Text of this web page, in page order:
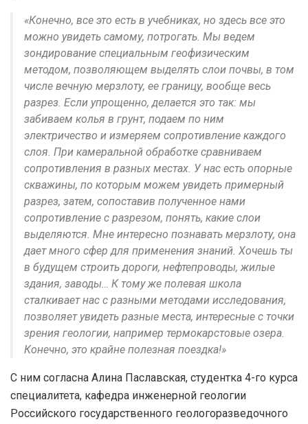
«Конечно, все это есть в учебниках, но здесь все это
можно увидеть самому, потрогать. Мы ведем
зондирование специальным геофизическим
методом, позволяющем выделять слои почвы, в том
числе вечную мерзлоту, ее границу, вообще весь
разрез. Если упрощенно, делается это так: мы
забиваем колья в грунт, подаем по ним
электричество и измеряем сопротивление каждого
слоя. При камеральной обработке сравниваем
сопротивления в разных местах. У нас есть опорные
скважины, по которым можем увидеть примерный
разрез, затем, сопоставив полученное нами
сопротивление с разрезом, понять, какие слои
выделяются. Мне интересно познавать мерзлоту, она
дает много сфер для применения знаний. Хочешь ты
в будущем строить дороги, нефтепроводы, жилые
здания, заводы… К тому же полевая школа
сталкивает нас с разными методами исследования,
позволяет увидеть разные места, интересные с точки
зрения геологии, например термокарстовые озера.
Конечно, это крайне полезная поездка!»
С ним согласна Алина Паславская, студентка 4-го курса
специалитета, кафедра инженерной геологии
Российского государственного геологоразведочного